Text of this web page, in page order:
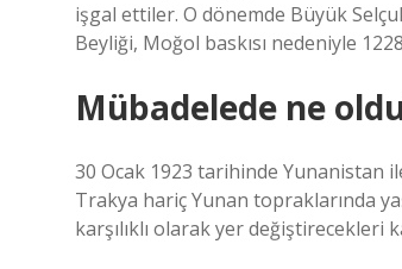
işgal ettiler. O dönemde Büyük
Beyliği, Moğol baskısı nedeniyle
Mübadelede ne
30 Ocak 1923 tarihinde Yunanistan
Trakya hariç Yunan topraklarında
karşılıklı olarak yer değiştirecekleri